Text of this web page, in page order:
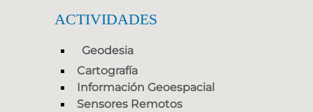
ACTIVIDADES
Geodesia
Cartografía
Información Geoespacial
Sensores Remotos